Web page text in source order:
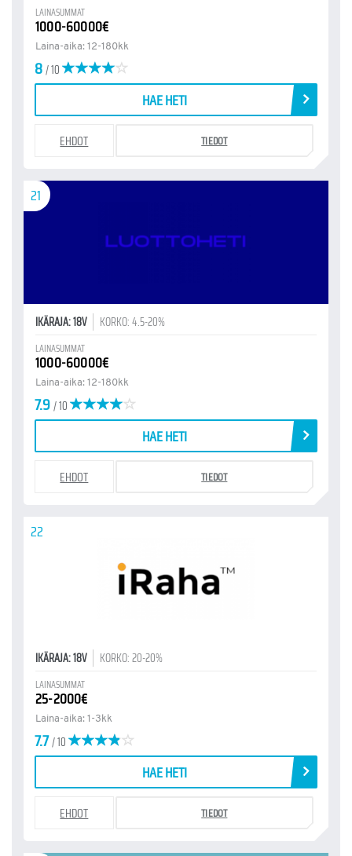
LAINASUMMAT
1000-60000€
Laina-aika: 12-180kk
8/ 10
HAE HETI
EHDOT TIEDOT
21
IKÄRAJA: 18V KORKO: 4.5-20%
LAINASUMMAT
1000-60000€
Laina-aika: 12-180kk
7.9/ 10
HAE HETI
EHDOT TIEDOT
22
IKÄRAJA: 18V KORKO: 20-20%
LAINASUMMAT
25-2000€
Laina-aika: 1-3kk
7.7/ 10
HAE HETI
EHDOT TIEDOT